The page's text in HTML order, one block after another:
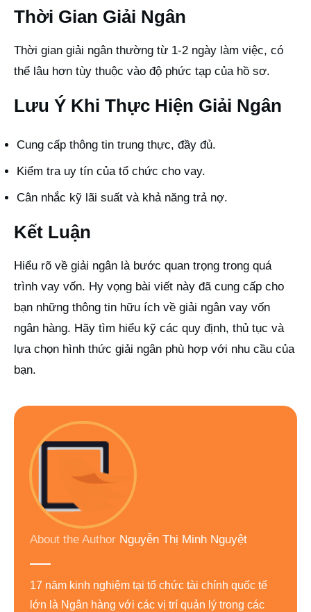
Thời Gian Giải Ngân
Thời gian giải ngân thường từ 1-2 ngày làm việc, có
thể lâu hơn tùy thuộc vào độ phức tạp của hồ sơ.
Lưu Ý Khi Thực Hiện Giải Ngân
Cung cấp thông tin trung thực, đầy đủ.
Kiểm tra uy tín của tổ chức cho vay.
Cân nhắc kỹ lãi suất và khả năng trả nợ.
Kết Luận
Hiểu rõ về giải ngân là bước quan trọng trong quá
trình vay vốn. Hy vọng bài viết này đã cung cấp cho
bạn những thông tin hữu ích về giải ngân vay vốn
ngân hàng. Hãy tìm hiểu kỹ các quy định, thủ tục và
lựa chọn hình thức giải ngân phù hợp với nhu cầu của
bạn.
About the Author Nguyễn Thị Minh Nguyệt
17 năm kinh nghiệm tại tổ chức tài chính quốc tế
lớn là Ngân hàng với các vị trí quản lý trong các